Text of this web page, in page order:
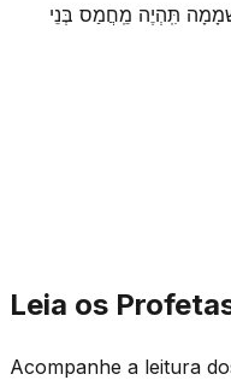
תִּֽהְיֶה מֵֽחֲמַס בְּנֵי
Leia os
Acompanhe a leitura